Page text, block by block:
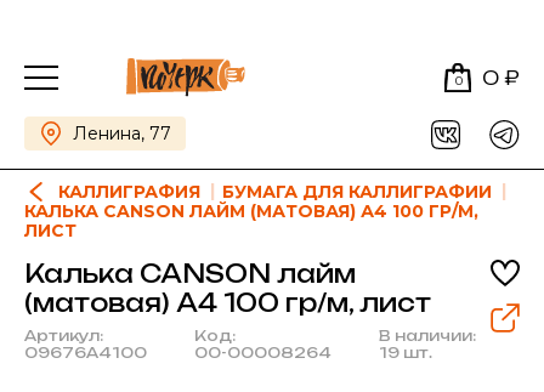
0 0 ₽
Ленина, 77
КАЛЛИГРАФИЯ
БУМАГА ДЛЯ КАЛЛИГРАФИИ
КАЛЬКА CANSON ЛАЙМ (МАТОВАЯ) А4 100 ГР/М,
ЛИСТ
Калька CANSON лайм
(матовая) А4 100 гр/м, лист
Артикул:
09676A4100
Код:
00-00008264
В наличии:
19 шт.